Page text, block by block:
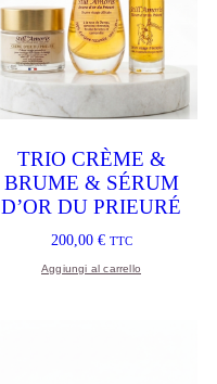
TRIO CRÈME &
BRUME & SÉRUM
D’OR DU PRIEURÉ
200,00 € TTC
Aggiungi al carrello